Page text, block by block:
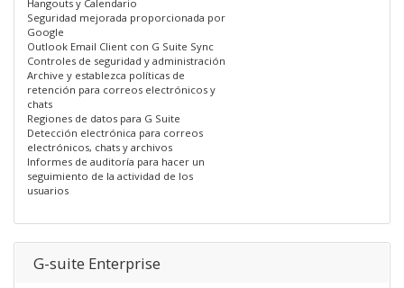
Hangouts y Calendario
Seguridad mejorada proporcionada por
Google
Outlook Email Client con G Suite Sync
Controles de seguridad y administración
Archive y establezca políticas de
retención para correos electrónicos y
chats
Regiones de datos para G Suite
Detección electrónica para correos
electrónicos, chats y archivos
Informes de auditoría para hacer un
seguimiento de la actividad de los
usuarios
G-suite Enterprise